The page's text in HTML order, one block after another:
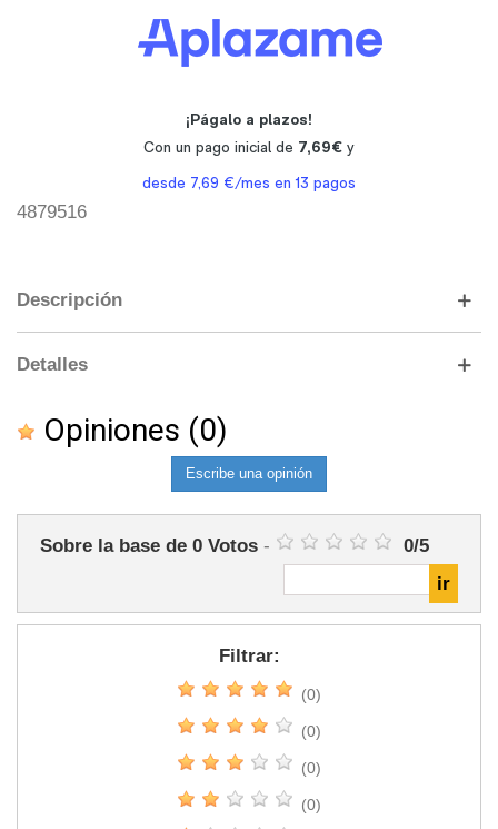
4879516
Descripción
Detalles
Opiniones (0)
Escribe una opinión
Sobre la base de 0 Votos - 0/5
Filtrar:
(0)
(0)
(0)
(0)